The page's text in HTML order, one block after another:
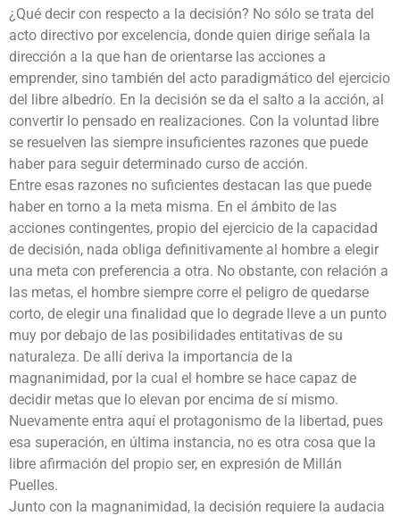
¿Qué decir con respecto a la decisión? No sólo se trata del
acto directivo por excelencia, donde quien dirige señala la
dirección a la que han de orientarse las acciones a
emprender, sino también del acto paradigmático del ejercicio
del libre albedrío. En la decisión se da el salto a la acción, al
convertir lo pensado en realizaciones. Con la voluntad libre
se resuelven las siempre insuficientes razones que puede
haber para seguir determinado curso de acción.
Entre esas razones no suficientes destacan las que puede
haber en torno a la meta misma. En el ámbito de las
acciones contingentes, propio del ejercicio de la capacidad
de decisión, nada obliga definitivamente al hombre a elegir
una meta con preferencia a otra. No obstante, con relación a
las metas, el hombre siempre corre el peligro de quedarse
corto, de elegir una finalidad que lo degrade lleve a un punto
muy por debajo de las posibilidades entitativas de su
naturaleza. De allí deriva la importancia de la
magnanimidad, por la cual el hombre se hace capaz de
decidir metas que lo elevan por encima de sí mismo.
Nuevamente entra aquí el protagonismo de la libertad, pues
esa superación, en última instancia, no es otra cosa que la
libre afirmación del propio ser, en expresión de Millán
Puelles.
Junto con la magnanimidad, la decisión requiere la audacia